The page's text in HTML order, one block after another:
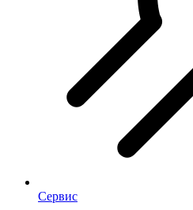
Сервис